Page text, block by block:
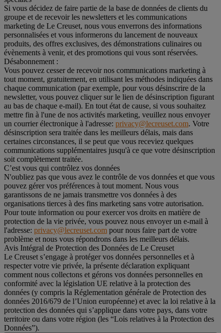
Si vous décidez de faire partie de la base de données de clients du
groupe et de recevoir les newsletters et les communications
marketing de Le Creuset, nous vous enverrons des informations
personnalisées et vous informerons du lancement de nouveaux
produits, des offres exclusives, des démonstrations culinaires ou
évènements à venir, et des promotions qui vous sont réservées.
Désabonnement :
Vous pouvez cesser de recevoir nos communications marketing à
tout moment, gratuitement, en utilisant les méthodes indiquées dans
chaque communication (par exemple, pour vous désinscrire de la
newsletter, vous pouvez cliquer sur le lien de désinscription figurant
au bas de chaque e-mail). En tout état de cause, si vous souhaitez
mettre fin à l'une de nos activités marketing, veuillez nous envoyer
un courrier électronique à l'adresse: privacy@lecreuset.com. Votre
désinscription sera traitée dans les meilleurs délais, mais dans
certaines circonstances, il se peut que vous receviez quelques
communications supplémentaires jusqu'à ce que votre désinscription
soit complètement traitée.
C’est vous qui contrôlez vos données
N'oubliez pas que vous avez le contrôle de vos données et que vous
pouvez gérer vos préférences à tout moment. Nous vous
garantissons de ne jamais transmettre vos données à des
organisations tierces à des fins marketing sans votre autorisation.
Pour toute information ou pour exercer vos droits en matière de
protection de la vie privée, vous pouvez nous envoyer un e-mail à
l'adresse: privacy@lecreuset.com pour nous faire part de votre
problème et nous vous répondrons dans les meilleurs délais.
Avis Intégral de Protection des Données de Le Creuset
Le Creuset s’engage à protéger vos données personnelles et à
respecter votre vie privée, la présente déclaration expliquant
comment nous collectons et gérons vos données personnelles en
conformité avec la législation UE relative à la protection des
données (y compris la Réglementation générale de Protection des
données 2016/679 de l’Union européenne) et avec la loi relative à la
protection des données qui s’applique dans votre pays, dans votre
territoire ou dans votre région (les “Lois relatives à la Protection des
Données”).